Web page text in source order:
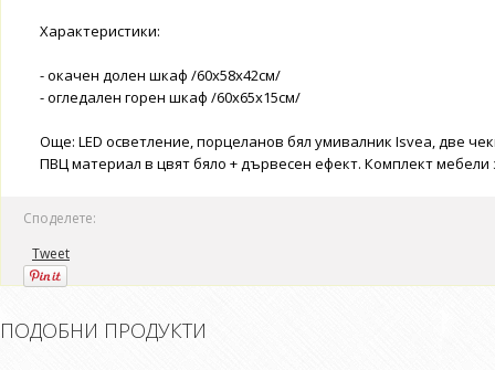
Характеристики:
- окачен долен шкаф /60х58х42см/
- огледален горен шкаф /60х65х15см/
Още: LED осветление, порцеланов бял умивалник Isvea, две
ПВЦ материал в цвят бяло + дървесен ефект. Комплект
Споделете:
Tweet
ПОДОБНИ ПРОДУКТИ